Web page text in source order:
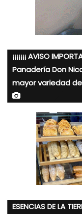
¡¡¡¡¡¡¡ AVISO
Panadería Don
mayor variedad de
ESENCIAS DE LA